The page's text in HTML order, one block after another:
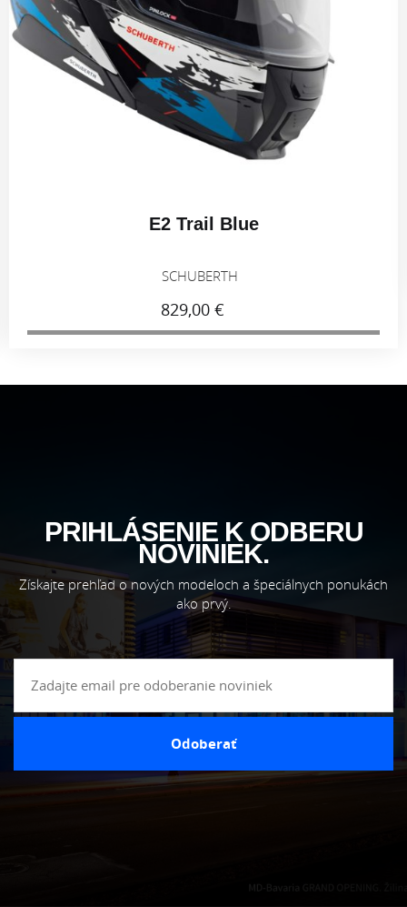
E2 Trail Blue
SCHUBERTH
829,00 €
PRIHLÁSENIE K ODBERU
NOVINIEK.
Získajte prehľad o nových modeloch a špeciálnych ponukách
ako prvý.
Odoberať